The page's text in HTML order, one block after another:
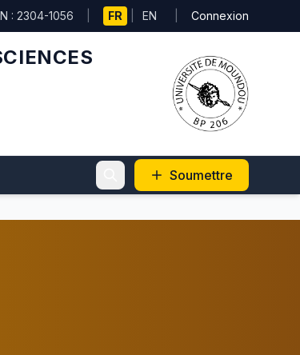
: 2304-1056 FR EN Connexion
Soumettre